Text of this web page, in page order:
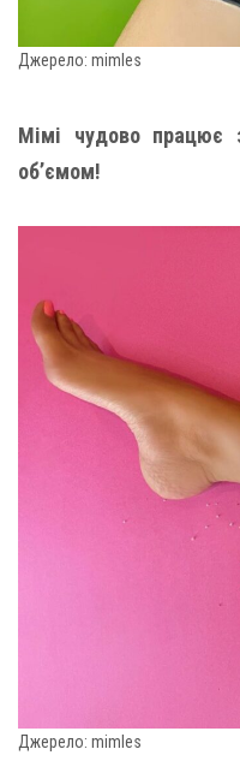
Джерело: mimles
Мімі чудово працює
об’ємом!
Джерело: mimles